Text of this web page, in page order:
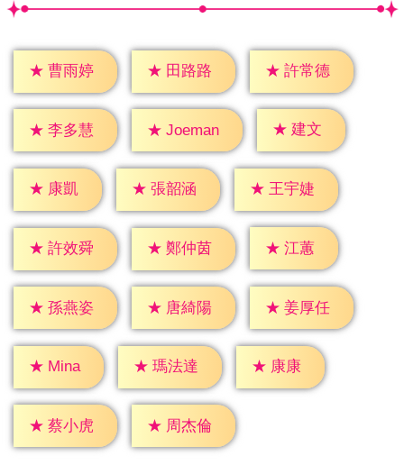
★ 曹雨婷 ★ 田路路 ★ 許常德
★ 李多慧 ★ Joeman ★ 建文
★ 康凱 ★ 張韶涵 ★ 王宇婕
★ 許效舜 ★ 鄭仲茵 ★ 江蕙
★ 孫燕姿 ★ 唐綺陽 ★ 姜厚任
★ Mina ★ 瑪法達 ★ 康康
★ 蔡小虎 ★ 周杰倫